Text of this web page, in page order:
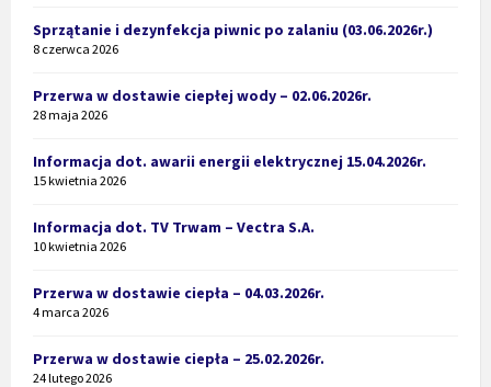
Sprzątanie i dezynfekcja piwnic po zalaniu (03.06.2026r.)
8 czerwca 2026
Przerwa w dostawie ciepłej wody – 02.06.2026r.
28 maja 2026
Informacja dot. awarii energii elektrycznej 15.04.2026r.
15 kwietnia 2026
Informacja dot. TV Trwam – Vectra S.A.
10 kwietnia 2026
Przerwa w dostawie ciepła – 04.03.2026r.
4 marca 2026
Przerwa w dostawie ciepła – 25.02.2026r.
24 lutego 2026